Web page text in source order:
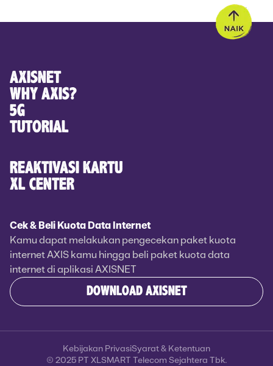
AXISNET
WHY AXIS?
5G
TUTORIAL
REAKTIVASI KARTU
XL CENTER
Cek & Beli Kuota Data Internet
Kamu dapat melakukan pengecekan paket kuota
internet AXIS kamu hingga beli paket kuota data
internet di aplikasi AXISNET
DOWNLOAD AXISNET
© 2025 PT XLSMART Telecom Sejahtera Tbk.
Kebijakan PrivasiSyarat & Ketentuan